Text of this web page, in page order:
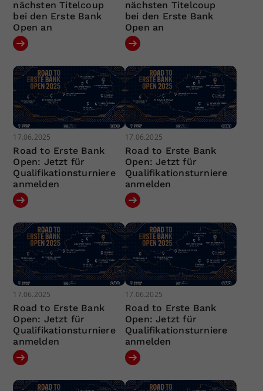
nächsten Titelcoup
bei den Erste Bank
Open an
nächsten Titelcoup
bei den Erste Bank
Open an
17.06.2025
Road to Erste Bank
Open: Jetzt für
Qualifikationsturniere
anmelden
17.06.2025
Road to Erste Bank
Open: Jetzt für
Qualifikationsturniere
anmelden
17.06.2025
Road to Erste Bank
Open: Jetzt für
Qualifikationsturniere
anmelden
17.06.2025
Road to Erste Bank
Open: Jetzt für
Qualifikationsturniere
anmelden